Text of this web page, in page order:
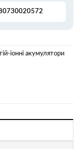
іонні акумулятори